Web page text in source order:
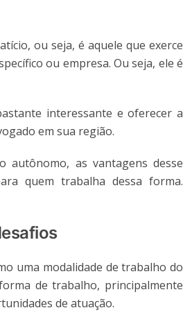
ou seja, é aquele que exerce
ou empresa. Ou seja, ele é
interessante e oferecer a
em sua região.
as vantagens desse
quem trabalha dessa forma.
uma modalidade de trabalho do
de trabalho, principalmente
de atuação.